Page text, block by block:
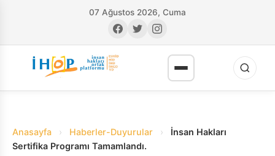
07 Ağustos 2026, Cuma
Anasayfa › Haberler-Duyurular ›
İnsan Hakları
Sertifika Programı Tamamlandı.